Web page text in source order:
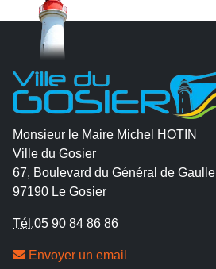
Monsieur le Maire Michel HOTIN
Ville du Gosier
67, Boulevard du Général de Gaulle
97190 Le Gosier
Tél.05 90 84 86 86
Envoyer un email